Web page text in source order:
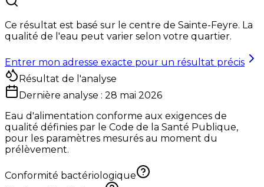
Ce résultat est basé sur le centre de Sainte-Feyre. La
qualité de l'eau peut varier selon votre quartier.
Entrer mon adresse exacte pour un résultat précis
Résultat de l'analyse
Dernière analyse : 28 mai 2026
Eau d'alimentation conforme aux exigences de
qualité définies par le Code de la Santé Publique,
pour les paramètres mesurés au moment du
prélèvement.
Conformité bactériologique